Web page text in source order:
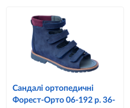
Сандалі ортопедичні
Форест-Орто 06-192 р. 36-